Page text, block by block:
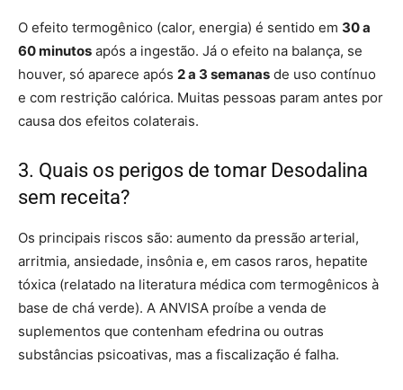
O efeito termogênico (calor, energia) é sentido em 30 a
60 minutos após a ingestão. Já o efeito na balança, se
houver, só aparece após 2 a 3 semanas de uso contínuo
e com restrição calórica. Muitas pessoas param antes por
causa dos efeitos colaterais.
3. Quais os perigos de tomar Desodalina
sem receita?
Os principais riscos são: aumento da pressão arterial,
arritmia, ansiedade, insônia e, em casos raros, hepatite
tóxica (relatado na literatura médica com termogênicos à
base de chá verde). A ANVISA proíbe a venda de
suplementos que contenham efedrina ou outras
substâncias psicoativas, mas a fiscalização é falha.